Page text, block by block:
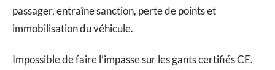
passager, entraîne sanction, perte de points et
immobilisation du véhicule.
Impossible de faire l’impasse sur les gants certifiés CE.